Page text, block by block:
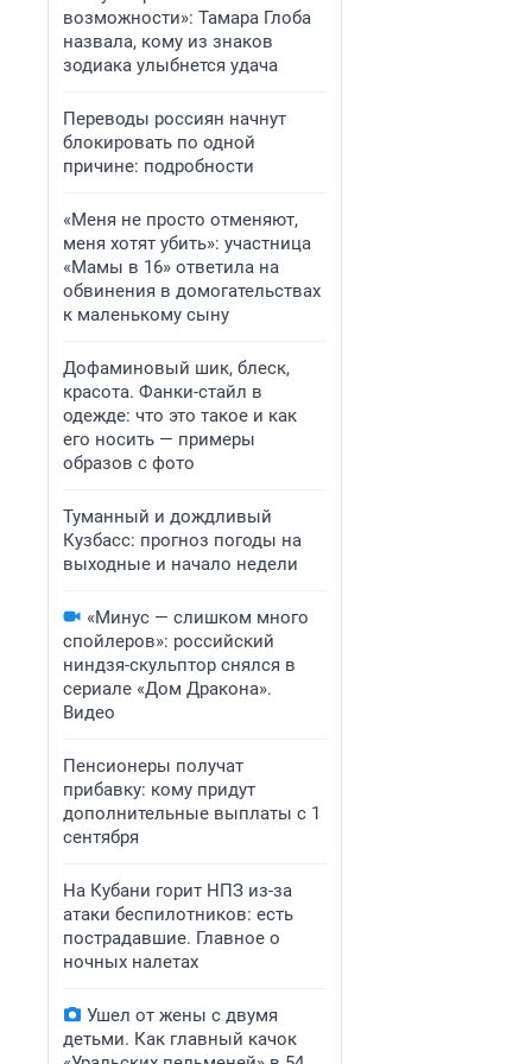
возможности»: Тамара Глоба
назвала, кому из знаков
зодиака улыбнется удача
Переводы россиян начнут
блокировать по одной
причине: подробности
«Меня не просто отменяют,
меня хотят убить»: участница
«Мамы в 16» ответила на
обвинения в домогательствах
к маленькому сыну
Дофаминовый шик, блеск,
красота. Фанки-стайл в
одежде: что это такое и как
его носить — примеры
образов с фото
Туманный и дождливый
Кузбасс: прогноз погоды на
выходные и начало недели
«Минус — слишком много
спойлеров»: российский
ниндзя-скульптор снялся в
сериале «Дом Дракона».
Видео
Пенсионеры получат
прибавку: кому придут
дополнительные выплаты с 1
сентября
На Кубани горит НПЗ из-за
атаки беспилотников: есть
пострадавшие. Главное о
ночных налетах
Ушел от жены с двумя
детьми. Как главный качок